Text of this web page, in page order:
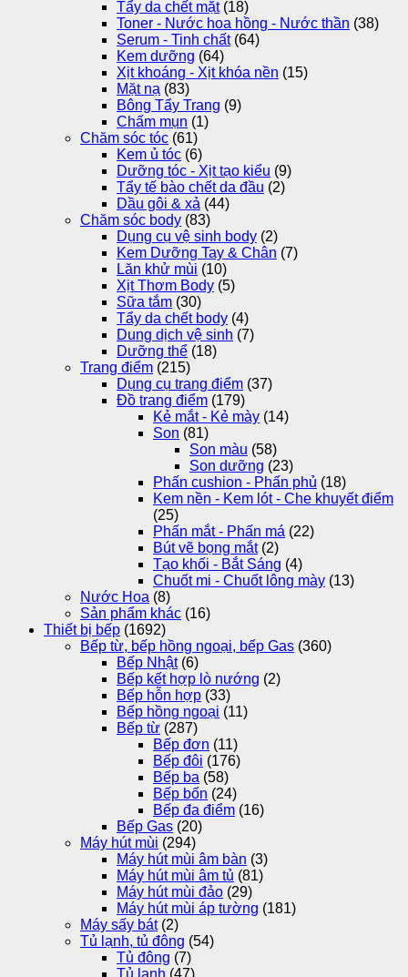
Tẩy da chết mặt (18)
Toner - Nước hoa hồng - Nước thần (38)
Serum - Tinh chất (64)
Kem dưỡng (64)
Xịt khoáng - Xịt khóa nền (15)
Mặt nạ (83)
Bông Tẩy Trang (9)
Chấm mụn (1)
Chăm sóc tóc (61)
Kem ủ tóc (6)
Dưỡng tóc - Xịt tạo kiểu (9)
Tẩy tế bào chết da đầu (2)
Dầu gôi & xả (44)
Chăm sóc body (83)
Dụng cụ vệ sinh body (2)
Kem Dưỡng Tay & Chân (7)
Lăn khử mùi (10)
Xịt Thơm Body (5)
Sữa tắm (30)
Tẩy da chết body (4)
Dung dịch vệ sinh (7)
Dưỡng thể (18)
Trang điểm (215)
Dụng cụ trang điểm (37)
Đồ trang điểm (179)
Kẻ mắt - Kẻ mày (14)
Son (81)
Son màu (58)
Son dưỡng (23)
Phấn cushion - Phấn phủ (18)
Kem nền - Kem lót - Che khuyết điểm
(25)
Phấn mắt - Phấn má (22)
Bút vẽ bọng mắt (2)
Tạo khối - Bắt Sáng (4)
Chuốt mi - Chuốt lông mày (13)
Nước Hoa (8)
Sản phẩm khác (16)
Thiết bị bếp (1692)
Bếp từ, bếp hồng ngoại, bếp Gas (360)
Bếp Nhật (6)
Bếp kết hợp lò nướng (2)
Bếp hỗn hợp (33)
Bếp hồng ngoại (11)
Bếp từ (287)
Bếp đơn (11)
Bếp đôi (176)
Bếp ba (58)
Bếp bốn (24)
Bếp đa điểm (16)
Bếp Gas (20)
Máy hút mùi (294)
Máy hút mùi âm bàn (3)
Máy hút mùi âm tủ (81)
Máy hút mùi đảo (29)
Máy hút mùi áp tường (181)
Máy sấy bát (2)
Tủ lạnh, tủ đông (54)
Tủ đông (7)
Tủ lạnh (47)